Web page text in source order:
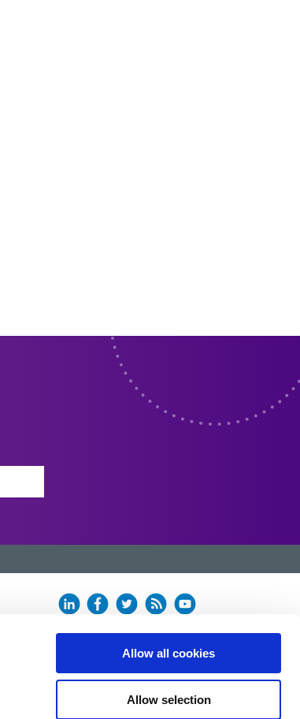
Allow all cookies
Allow selection